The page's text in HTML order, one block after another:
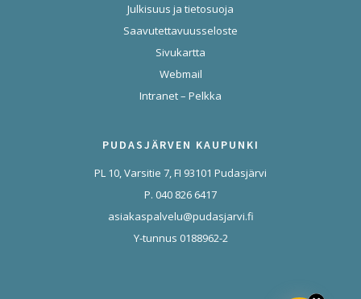
Julkisuus ja tietosuoja
Saavutettavuusseloste
Sivukartta
Webmail
Intranet – Pelkka
PUDASJÄRVEN KAUPUNKI
PL 10, Varsitie 7, FI 93101 Pudasjärvi
P. 040 826 6417
asiakaspalvelu@pudasjarvi.fi
Y-tunnus 0188962-2